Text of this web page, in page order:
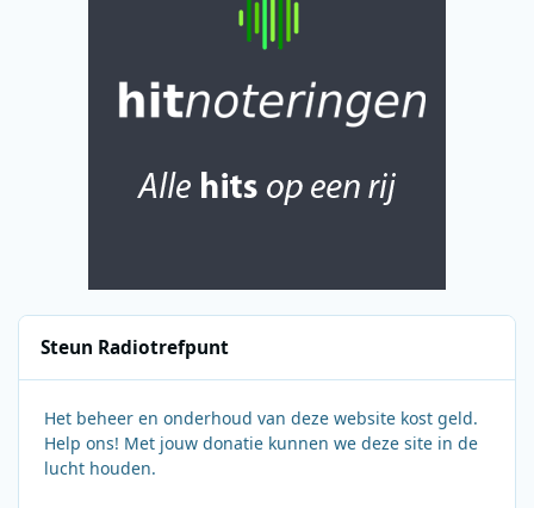
Steun Radiotrefpunt
Het beheer en onderhoud van deze website kost geld.
Help ons! Met jouw donatie kunnen we deze site in de
lucht houden.